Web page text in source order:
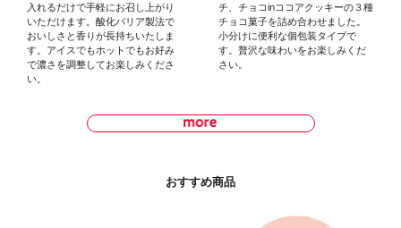
入れるだけで手軽にお召し上がり
いただけます。酸化バリア製法で
おいしさと香りが長持ちいたしま
す。アイスでもホットでもお好み
で濃さを調整してお楽しみくださ
い。
チ、チョコinココアクッキーの３種
チョコ菓子を詰め合わせました。
小分けに便利な個包装タイプで
す。贅沢な味わいをお楽しみくだ
さい。
おすすめ商品